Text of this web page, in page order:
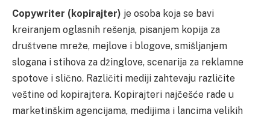
Copywriter (kopirajter) je osoba koja se bavi
kreiranjem oglasnih rešenja, pisanjem kopija za
društvene mreže, mejlove i blogove, smišljanjem
slogana i stihova za džinglove, scenarija za reklamne
spotove i slično. Različiti mediji zahtevaju različite
veštine od kopirajtera. Kopirajteri najčešće rade u
marketinškim agencijama, medijima i lancima velikih